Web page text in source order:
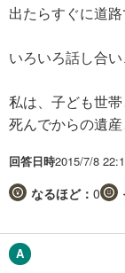
出たらすぐに道路
いろいろ話し合
私は、子ども世帯
死んでからの遺
回答日時2015/7/8
なるほど： 0